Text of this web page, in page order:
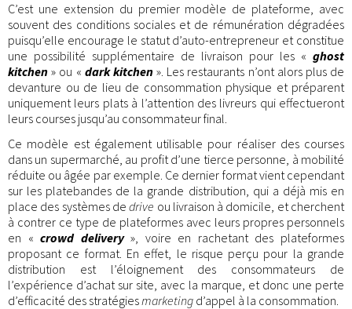
C’est une extension du premier modèle de plateforme, avec
souvent des conditions sociales et de rémunération dégradées
puisqu’elle encourage le statut d’auto-entrepreneur et constitue
une possibilité supplémentaire de livraison pour les « ghost
kitchen » ou « dark kitchen». Les restaurants n’ont alors plus de
devanture ou de lieu de consommation physique et préparent
uniquement leurs plats à l’attention des livreurs qui effectueront
leurs courses jusqu’au consommateur final.
Ce modèle est également utilisable pour réaliser des courses
dans un supermarché, au profit d’une tierce personne, à mobilité
réduite ou âgée par exemple. Ce dernier format vient cependant
sur les platebandes de la grande distribution, qui a déjà mis en
place des systèmes dedrive ou livraison à domicile, et cherchent
à contrer ce type de plateformes avec leurs propres personnels
en «crowd delivery», voire en rachetant des plateformes
proposant ce format. En effet, le risque perçu pour la grande
distribution est l’éloignement des consommateurs de
l’expérience d’achat sur site, avec la marque, et donc une perte
d’efficacité des stratégies marketing d’appel à la consommation.